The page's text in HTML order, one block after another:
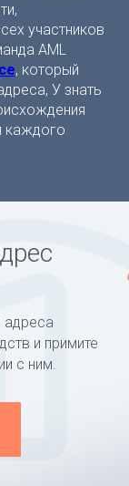
участников
AML
, который
У знать
каждого
адреса
и примите
с ним.